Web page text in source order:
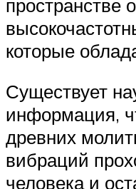
пространстве
которые
Существует
информация,
древних
вибраций
человека и